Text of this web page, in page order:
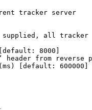
tracker server
all
8000]
from reverse
[default: 600000]